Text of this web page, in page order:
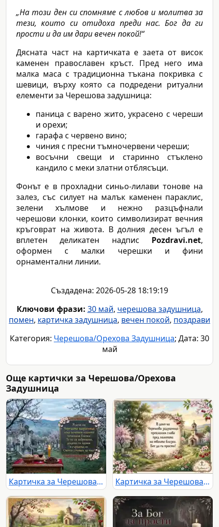
„На този ден си спомняме с любов и молитва за
тези, които си отидоха преди нас. Бог да ги
прости и да им дари вечен покой!“
Дясната част на картичката е заета от висок
каменен православен кръст. Пред него има
малка маса с традиционна тъкана покривка с
шевици, върху която са подредени ритуални
елементи за Черешова задушница:
паница с варено жито, украсено с череши
и орехи;
гарафа с червено вино;
чиния с пресни тъмночервени череши;
восъчни свещи и старинно стъклено
кандило с меки златни отблясъци.
Фонът е в прохладни синьо-лилави тонове на
залез, със силует на малък каменен параклис,
зелени хълмове и нежно разцъфнали
черешови клонки, които символизират вечния
кръговрат на живота. В долния десен ъгъл е
вплетен деликатен надпис Pozdravi.net,
оформен с малки черешки и фини
орнаментални линии.
Създадена: 2026-05-28 18:19:19
Ключови фрази: 30 май, черешова задушница,
помен, картичка задушница, вечен покой, поздрави
Категория: Черешова/Орехова Задушница; Дата: 30
май
Още картички за Черешова/Орехова
Задушница
Картичка за Черешова задушница със светъл спомен Картичка за Черешова задушница